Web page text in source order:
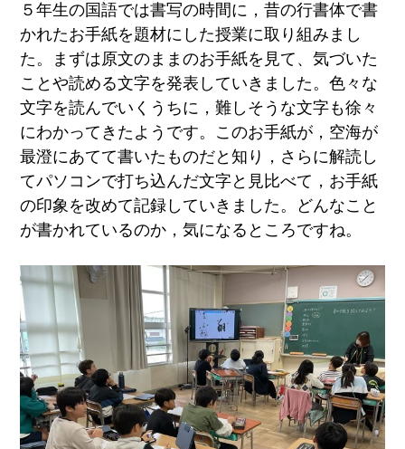
５年生の国語では書写の時間に，昔の行書体で書
かれたお手紙を題材にした授業に取り組みまし
た。まずは原文のままのお手紙を見て、気づいた
ことや読める文字を発表していきました。色々な
文字を読んでいくうちに，難しそうな文字も徐々
にわかってきたようです。このお手紙が，空海が
最澄にあてて書いたものだと知り，さらに解読し
てパソコンで打ち込んだ文字と見比べて，お手紙
の印象を改めて記録していきました。どんなこと
が書かれているのか，気になるところですね。